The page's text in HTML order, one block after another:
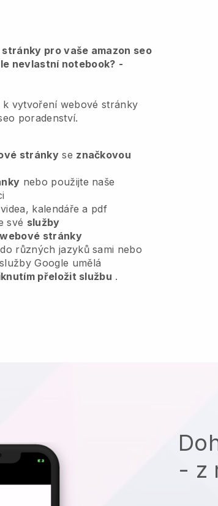
pro vaše amazon seo
nevlastní notebook? -
k vytvoření webové stránky
poradenství.
stránkyse značkovou
nebo použijte naše
kalendáře a pdf
své služby
stránky
různých jazyků sami nebo
Google umělá
přeložit službu .
- z